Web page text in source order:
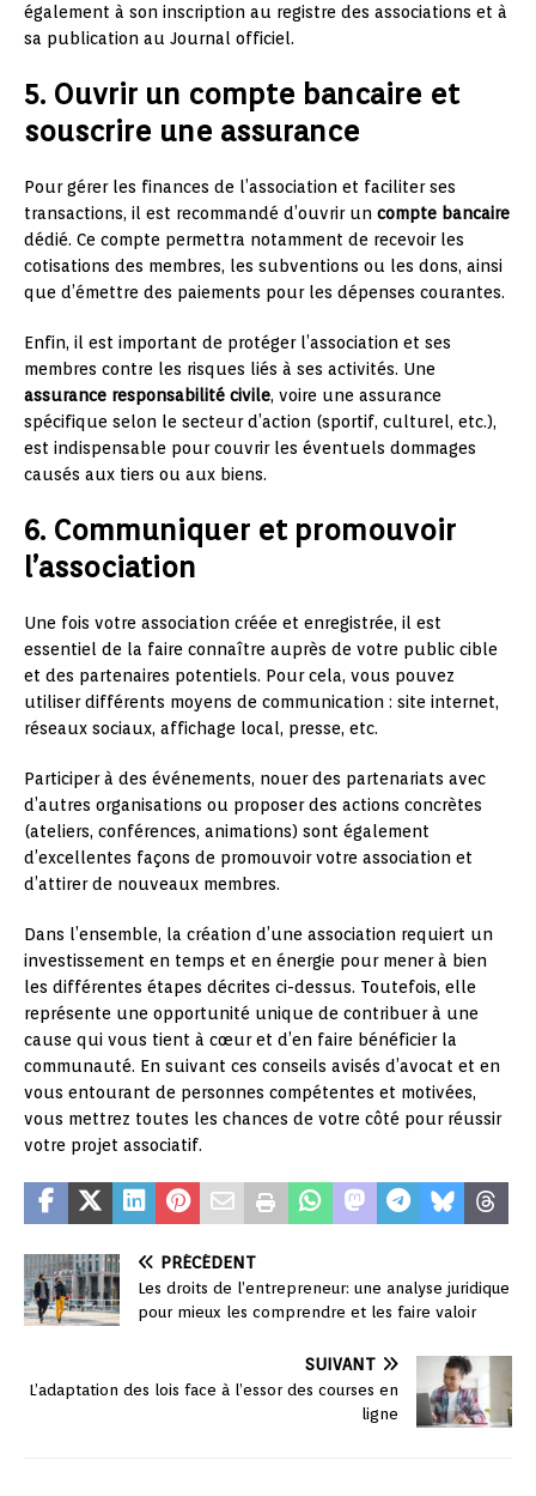
également à son inscription au registre des associations et à
sa publication au Journal officiel.
5. Ouvrir un compte bancaire et
souscrire une assurance
Pour gérer les finances de l’association et faciliter ses
transactions, il est recommandé d’ouvrir un compte bancaire
dédié. Ce compte permettra notamment de recevoir les
cotisations des membres, les subventions ou les dons, ainsi
que d’émettre des paiements pour les dépenses courantes.
Enfin, il est important de protéger l’association et ses
membres contre les risques liés à ses activités. Une
assurance responsabilité civile, voire une assurance
spécifique selon le secteur d’action (sportif, culturel, etc.),
est indispensable pour couvrir les éventuels dommages
causés aux tiers ou aux biens.
6. Communiquer et promouvoir
l’association
Une fois votre association créée et enregistrée, il est
essentiel de la faire connaître auprès de votre public cible
et des partenaires potentiels. Pour cela, vous pouvez
utiliser différents moyens de communication : site internet,
réseaux sociaux, affichage local, presse, etc.
Participer à des événements, nouer des partenariats avec
d’autres organisations ou proposer des actions concrètes
(ateliers, conférences, animations) sont également
d’excellentes façons de promouvoir votre association et
d’attirer de nouveaux membres.
Dans l’ensemble, la création d’une association requiert un
investissement en temps et en énergie pour mener à bien
les différentes étapes décrites ci-dessus. Toutefois, elle
représente une opportunité unique de contribuer à une
cause qui vous tient à cœur et d’en faire bénéficier la
communauté. En suivant ces conseils avisés d’avocat et en
vous entourant de personnes compétentes et motivées,
vous mettrez toutes les chances de votre côté pour réussir
votre projet associatif.
PRÉCÉDENT
Les droits de l’entrepreneur: une analyse juridique
pour mieux les comprendre et les faire valoir
SUIVANT
L’adaptation des lois face à l’essor des courses en
ligne